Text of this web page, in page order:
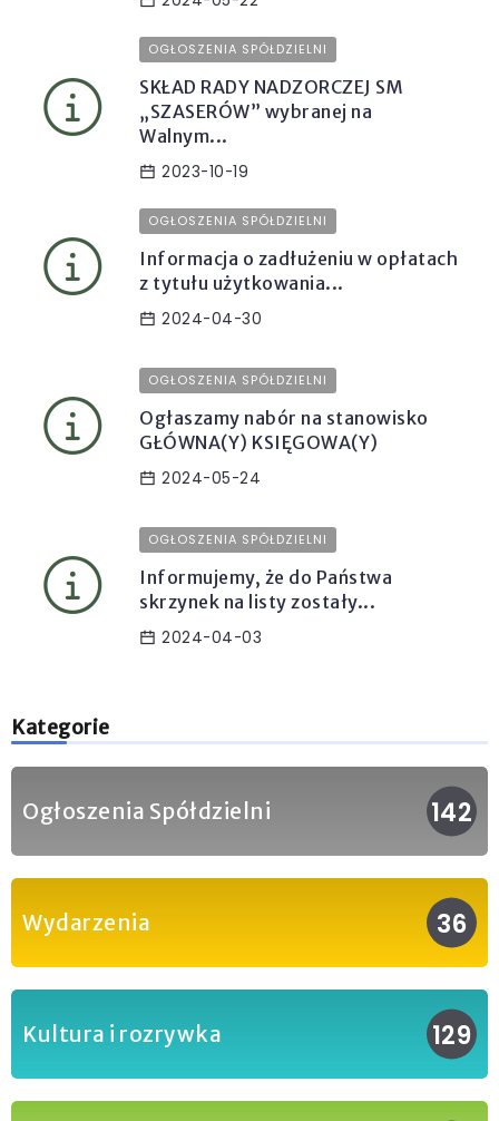
OGŁOSZENIA SPÓŁDZIELNI
SKŁAD RADY NADZORCZEJ SM
„SZASERÓW” wybranej na
Walnym...
2023-10-19
OGŁOSZENIA SPÓŁDZIELNI
Informacja o zadłużeniu w opłatach
z tytułu użytkowania...
2024-04-30
OGŁOSZENIA SPÓŁDZIELNI
Ogłaszamy nabór na stanowisko
GŁÓWNA(Y) KSIĘGOWA(Y)
2024-05-24
OGŁOSZENIA SPÓŁDZIELNI
Informujemy, że do Państwa
skrzynek na listy zostały...
2024-04-03
Kategorie
Ogłoszenia Spółdzielni 142
Wydarzenia 36
Kultura i rozrywka 129